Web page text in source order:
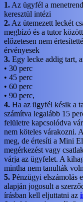
1. Az ügyfél a
keresztül intézi
2. Az ütemezett leckét
megbízó és a tutor
előzetesen nem
érvényesek
3. Egy lecke addig tart,
• 30 perc
• 45 perc
• 60 perc
• 90 perc,
4. Ha az ügyfél késik a
számítva legalább 15
felületre kapcsolódva
nem köteles várakozni.
meg, de értesíti a Mini
megérkezést vagy
várja az ügyfelet. A
mintha nem tanulták
5. Pénzügyi elszámolás
alapján jogosult a
írásban kell eljuttatni az